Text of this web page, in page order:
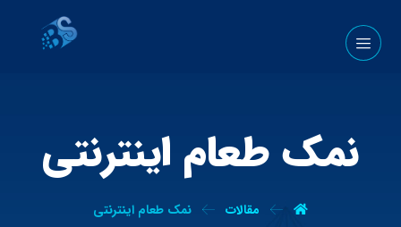
نمک طعام اینترنتی
مقالات نمک طعام اینترنتی